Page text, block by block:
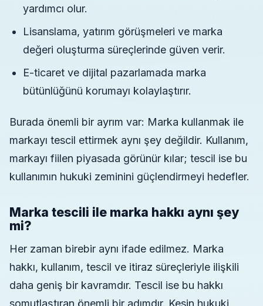
yardımcı olur.
Lisanslama, yatırım görüşmeleri ve marka
değeri oluşturma süreçlerinde güven verir.
E-ticaret ve dijital pazarlamada marka
bütünlüğünü korumayı kolaylaştırır.
Burada önemli bir ayrım var: Marka kullanmak ile
markayı tescil ettirmek aynı şey değildir. Kullanım,
markayı fiilen piyasada görünür kılar; tescil ise bu
kullanımın hukuki zeminini güçlendirmeyi hedefler.
Marka tescili ile marka hakkı aynı şey
mi?
Her zaman birebir aynı ifade edilmez. Marka
hakkı, kullanım, tescil ve itiraz süreçleriyle ilişkili
daha geniş bir kavramdır. Tescil ise bu hakkı
somutlaştıran önemli bir adımdır. Kesin hukuki